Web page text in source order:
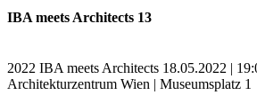
IBA meets Architects 13
2022 IBA meets Architects 18.05.2022 |
Architekturzentrum Wien | Museumsplatz 1